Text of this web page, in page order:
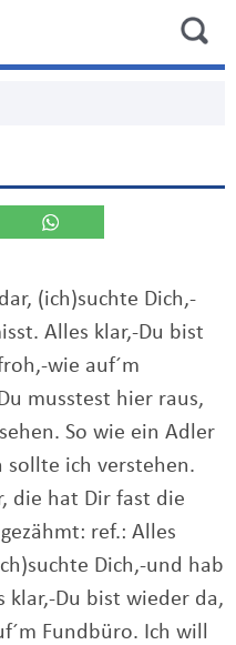
(ich)suchte Dich,-
Alles klar,-Du bist
wie auf´m
musstest hier raus,
So wie ein Adler
sollte ich verstehen.
die hat Dir fast die
ref.: Alles
Dich,-und hab
klar,-Du bist wieder da,
Fundbüro. Ich will